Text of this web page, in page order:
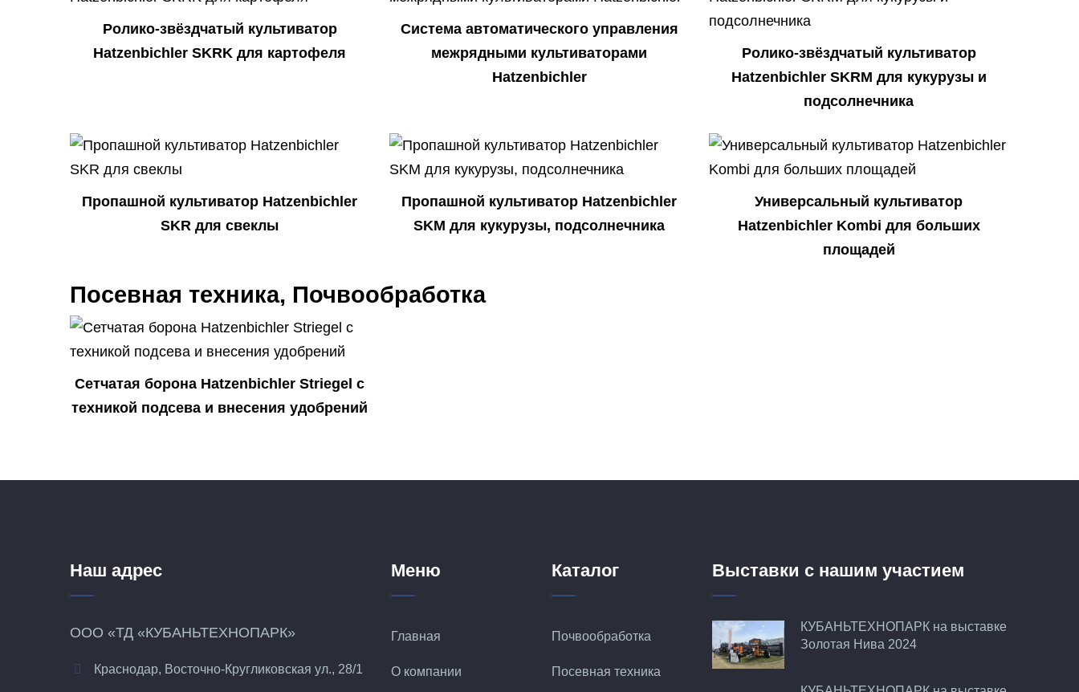
Ролико-звёздчатый культиватор
Hatzenbichler SKRK для картофеля
Система автоматического управления
межрядными культиваторами
Hatzenbichler
Ролико-звёздчатый культиватор
Hatzenbichler SKRM для кукурузы и
подсолнечника
Пропашной культиватор Hatzenbichler
SKR для свеклы
Пропашной культиватор Hatzenbichler
SKM для кукурузы, подсолнечника
Универсальный культиватор
Hatzenbichler Kombi для больших
площадей
Посевная техника, Почвообработка
Сетчатая борона Hatzenbichler Striegel с
техникой подсева и внесения удобрений
Наш адрес
ООО «ТД «КУБАНЬТЕХНОПАРК»
Краснодар, Восточно-Кругликовская ул., 28/1
Меню
Главная
О компании
Каталог
Почвообработка
Посевная техника
Выставки с нашим участием
КУБАНЬТЕХНОПАРК на выставке
Золотая Нива 2024